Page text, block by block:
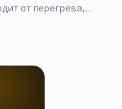
от перегрева,…